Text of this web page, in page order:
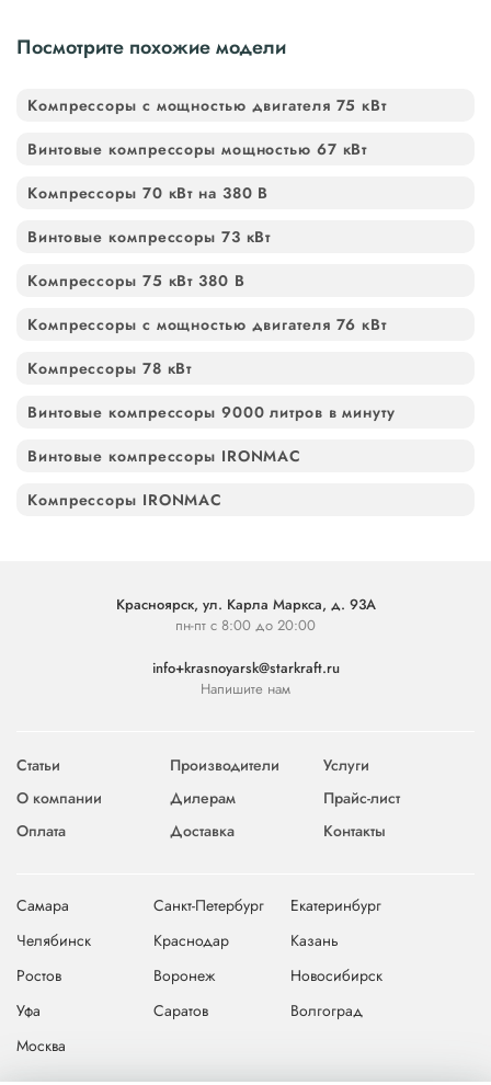
Посмотрите похожие модели
Компрессоры с мощностью двигателя 75 кВт
Винтовые компрессоры мощностью 67 кВт
Компрессоры 70 кВт на 380 В
Винтовые компрессоры 73 кВт
Компрессоры 75 кВт 380 В
Компрессоры с мощностью двигателя 76 кВт
Компрессоры 78 кВт
Винтовые компрессоры 9000 литров в минуту
Винтовые компрессоры IRONMAC
Компрессоры IRONMAC
Красноярск, ул. Карла Маркса, д. 93А
пн-пт с 8:00 до 20:00
info+krasnoyarsk@starkraft.ru
Напишите нам
Статьи Производители
Услуги
О компании
Дилерам
Прайс-лист
Оплата
Доставка Контакты
Самара Санкт-Петербург
Екатеринбург
Челябинск
Краснодар
Казань
Ростов
Воронеж
Новосибирск
Уфа
Саратов
Волгоград
Москва